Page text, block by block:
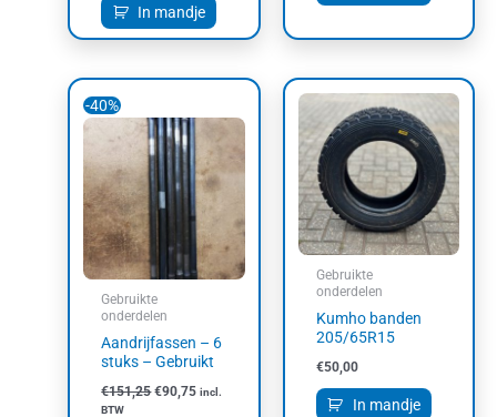
In mandje
-40%
Gebruikte
onderdelen
Aandrijfassen – 6
stuks – Gebruikt
€151,25
was:
€151,25.
€90,75
€90,75.
incl.
BTW
Gebruikte
onderdelen
Kumho banden
205/65R15
€50,00
In mandje